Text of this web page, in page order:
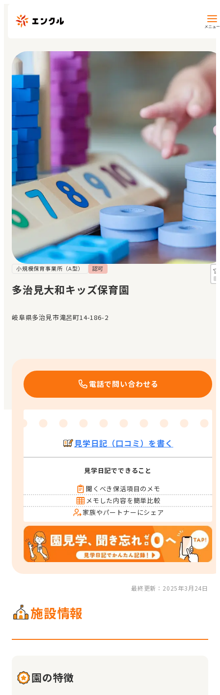
メニュー
保育園・幼稚園を探す
地図から探す
マイページ
閲覧履歴
お気に入り
見学日記
メッセージ
おすすめの園
エンクルの特徴と活用方法
小規模保育事業所（A型） 認可
多治見大和キッズ保育園
岐阜県多治見市滝呂町14-186-2
電話で問い合わせる
見学日記（口コミ）を書く
見学日記でできること
聞くべき保活項目のメモ
メモした内容を簡単比較
家族やパートナーにシェア
最終更新：2025年3月24日
施設情報
園の特徴